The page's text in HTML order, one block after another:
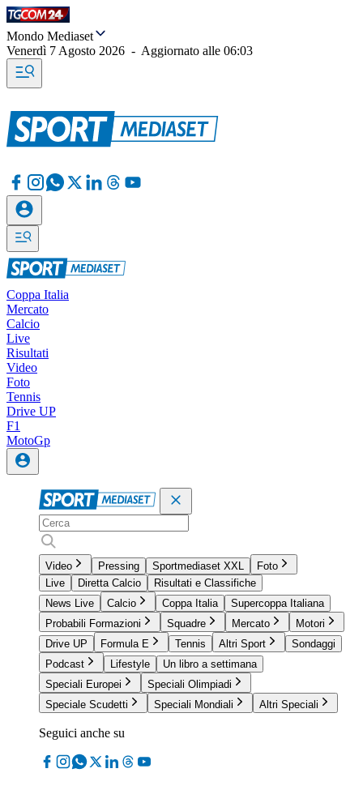
Mondo Mediaset
Venerdì 7 Agosto 2026 - Aggiornato alle 06:03
Coppa Italia
Mercato
Calcio
Live
Risultati
Video
Foto
Tennis
Drive UP
F1
MotoGp
Video Pressing Sportmediaset XXL
Foto
Live
Diretta Calcio
Risultati e Classifiche
News Live
Calcio Coppa Italia
Supercoppa Italiana
Probabili Formazioni
Squadre Mercato
Motori
Drive UP
Formula E Tennis Altri Sport
Sondaggi
Podcast
Lifestyle
Un libro a settimana
Speciali Europei
Speciali Olimpiadi
Speciale Scudetti
Speciali Mondiali Altri Speciali
Seguici anche su